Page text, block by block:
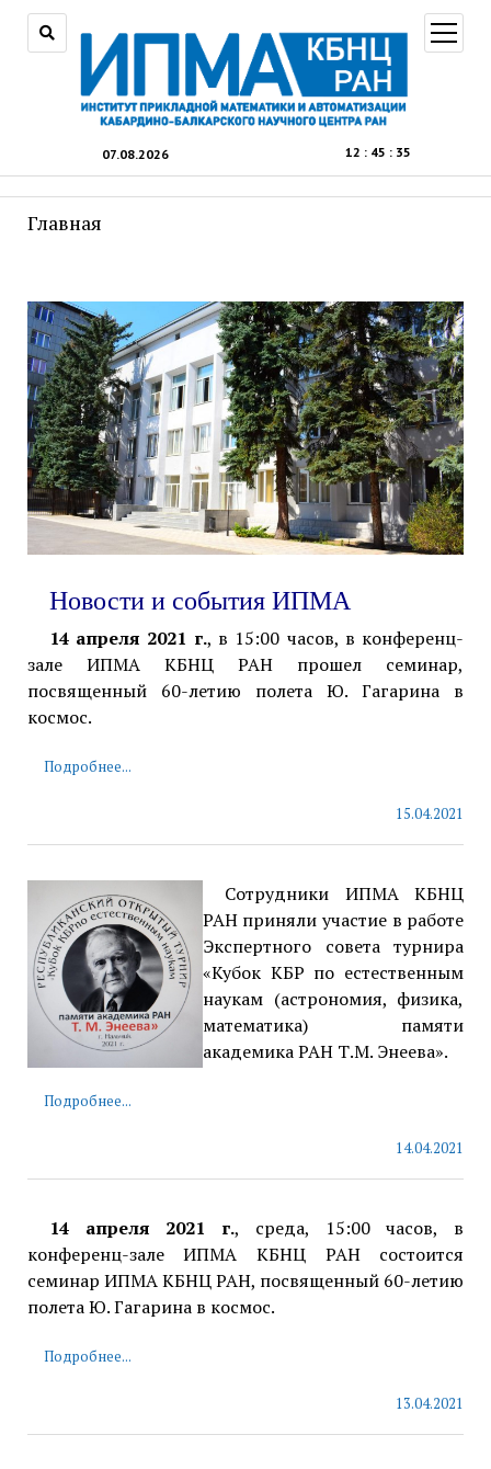
07.08.2026 12 : 45 : 36
меню
Главная
Новости и события ИПМА
14 апреля 2021 г., в 15:00 часов, в конференц-
зале ИПМА КБНЦ РАН прошел семинар,
посвященный 60-летию полета Ю. Гагарина в
космос.
Подробнее...
15.04.2021
Сотрудники ИПМА КБНЦ
РАН приняли участие в работе
Экспертного совета турнира
«Кубок КБР по естественным
наукам (астрономия, физика,
математика) памяти
академика РАН Т.М. Энеева».
Подробнее...
14.04.2021
14 апреля 2021 г., среда, 15:00 часов, в
конференц-зале ИПМА КБНЦ РАН состоится
семинар ИПМА КБНЦ РАН, посвященный 60-летию
полета Ю. Гагарина в космос.
Подробнее...
13.04.2021